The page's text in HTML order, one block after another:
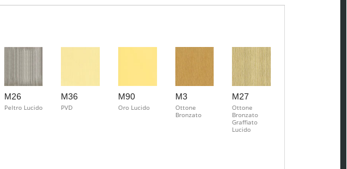
M26
Peltro Lucido
M36
PVD
M90
Oro Lucido
M3
Ottone
Bronzato
M27
Ottone
Bronzato
Graffiato
Lucido